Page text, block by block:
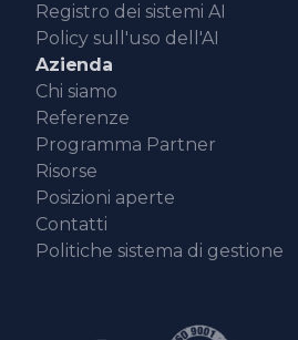
Registro dei sistemi AI
Policy sull'uso dell'AI
Azienda
Chi siamo
Referenze
Programma Partner
Risorse
Posizioni aperte
Contatti
Politiche sistema di gestione